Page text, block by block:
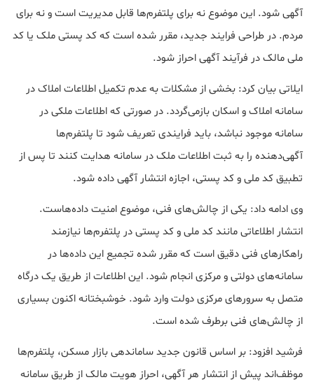
آگهی شود. این موضوع نه برای پلتفرم‌ها قابل مدیریت است و نه برای
مردم. در طراحی فرایند جدید، مقرر شده است که کد پستی ملک یا کد
ملی مالک در فرآیند آگهی احراز شود.
ایلاتی بیان کرد: بخشی از مشکلات به عدم تکمیل اطلاعات املاک در
سامانه املاک و اسکان بازمی‌گردد. در صورتی که اطلاعات ملکی در
سامانه موجود نباشد، باید فرایندی تعریف شود تا پلتفرم‌ها
آگهی‌دهنده را به ثبت اطلاعات ملک در سامانه هدایت کنند تا پس از
تطبیق کد ملی و کد پستی، اجازه انتشار آگهی داده شود.
وی ادامه داد: یکی از چالش‌های فنی، موضوع امنیت داده‌هاست.
انتشار اطلاعاتی مانند کد ملی و کد پستی در پلتفرم‌ها نیازمند
راهکارهای فنی دقیق است که مقرر شده تجمیع این داده‌ها در
سامانه‌های دولتی و مرکزی انجام شود. این اطلاعات از طریق یک درگاه
متصل به سرورهای مرکزی دولت وارد شود. خوشبختانه اکنون بسیاری
از چالش‌های فنی برطرف شده است.
فرشید افزود: بر اساس قانون جدید ساماندهی بازار مسکن، پلتفرم‌ها
موظف‌اند پیش از انتشار هر آگهی، احراز هویت مالک از طریق سامانه